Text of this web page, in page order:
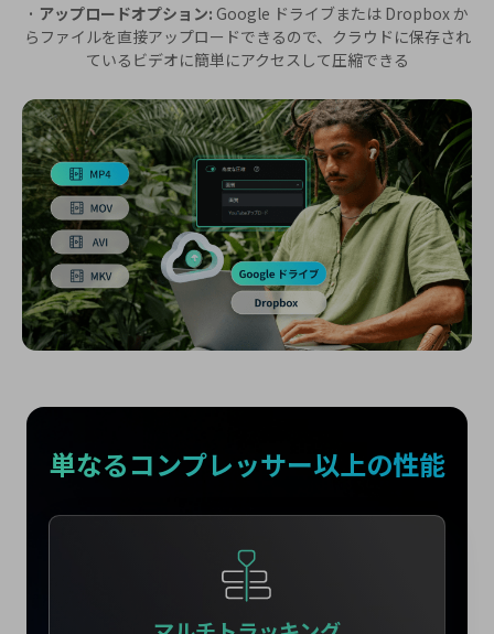
· アップロードオプション: Google ドライブまたは Dropbox か
らファイルを直接アップロードできるので、クラウドに保存され
ているビデオに簡単にアクセスして圧縮できる
単なるコンプレッサー以上の性能